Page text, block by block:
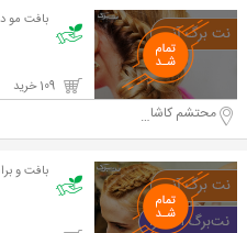
بافت مو
محتشم کاشانی
بافت و